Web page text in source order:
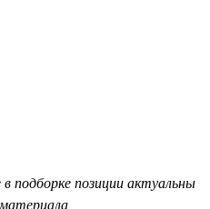
подборке позиции актуальны